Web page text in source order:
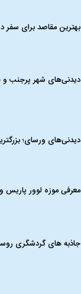
بهترین مقاصد برای سفر
دیدنی‌های شهر پرجنب
دیدنی‌های ورسای؛
معرفی موزه لوور پاریس و
جاذبه های گردشگری